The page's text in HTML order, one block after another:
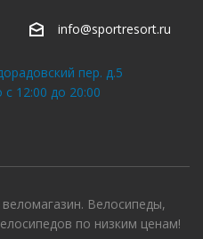
info@sportresort.ru
пер. д.5
12:00 до 20:00
Велосипеды,
по низким ценам!